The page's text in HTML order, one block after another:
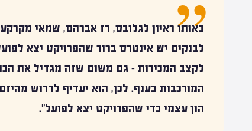
באותו ראיון לגלובס, רז אברהם, שמאי
לבנקים יש אינטרס ברור שהפרויקט יצא
לקצב המכירות – גם משום שזה מגדיל את
המורכבות בענף. לכן, הוא יעדיף לדרוש
הון עצמי כדי שהפרויקט יצא לפועל".